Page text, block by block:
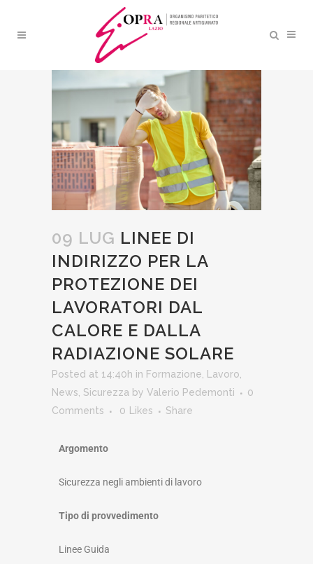
LINEE DI INDIRIZZO PER LA
PROTEZIONE DEI
LAVORATORI DAL CALORE
E DALLA RADIAZIONE
SOLARE
09 LUG LINEE DI
INDIRIZZO PER LA
PROTEZIONE DEI
LAVORATORI DAL
CALORE E DALLA
RADIAZIONE SOLARE
Posted at 14:40h in Formazione Lavoro
News Sicurezza by Valerio Pedemonti
0
Comments
0 Likes Share
Argomento
Sicurezza negli ambienti di lavoro
Tipo di provvedimento
Linee Guida